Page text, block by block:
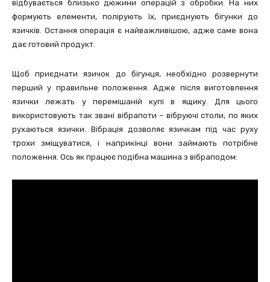
відбувається близько дюжини операцій з обробки. На них
формують елементи, полірують їх, приєднують бігунки до
язичків. Остання операція є найважливішою, адже саме вона
дає готовий продукт.
Щоб приєднати язичок до бігунця, необхідно розвернути
перший у правильне положення. Адже після виготовлення
язички лежать у перемішаній купі в ящику. Для цього
використовують так звані вібрапоти – вібруючі столи, по яких
рухаються язички. Вібрація дозволяє язичкам під час руху
трохи зміщуватися, і наприкінці вони займають потрібне
положення. Ось як працює подібна машина з вібраподом: